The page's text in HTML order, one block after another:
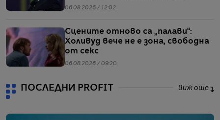
въпроси
06.08.2026 / 12:02
Сцените отново са „палави“:
Холивуд вече не е зона, свободна
от секс
06.08.2026 / 09:20
ПОСЛЕДНИ PROFIT виж още